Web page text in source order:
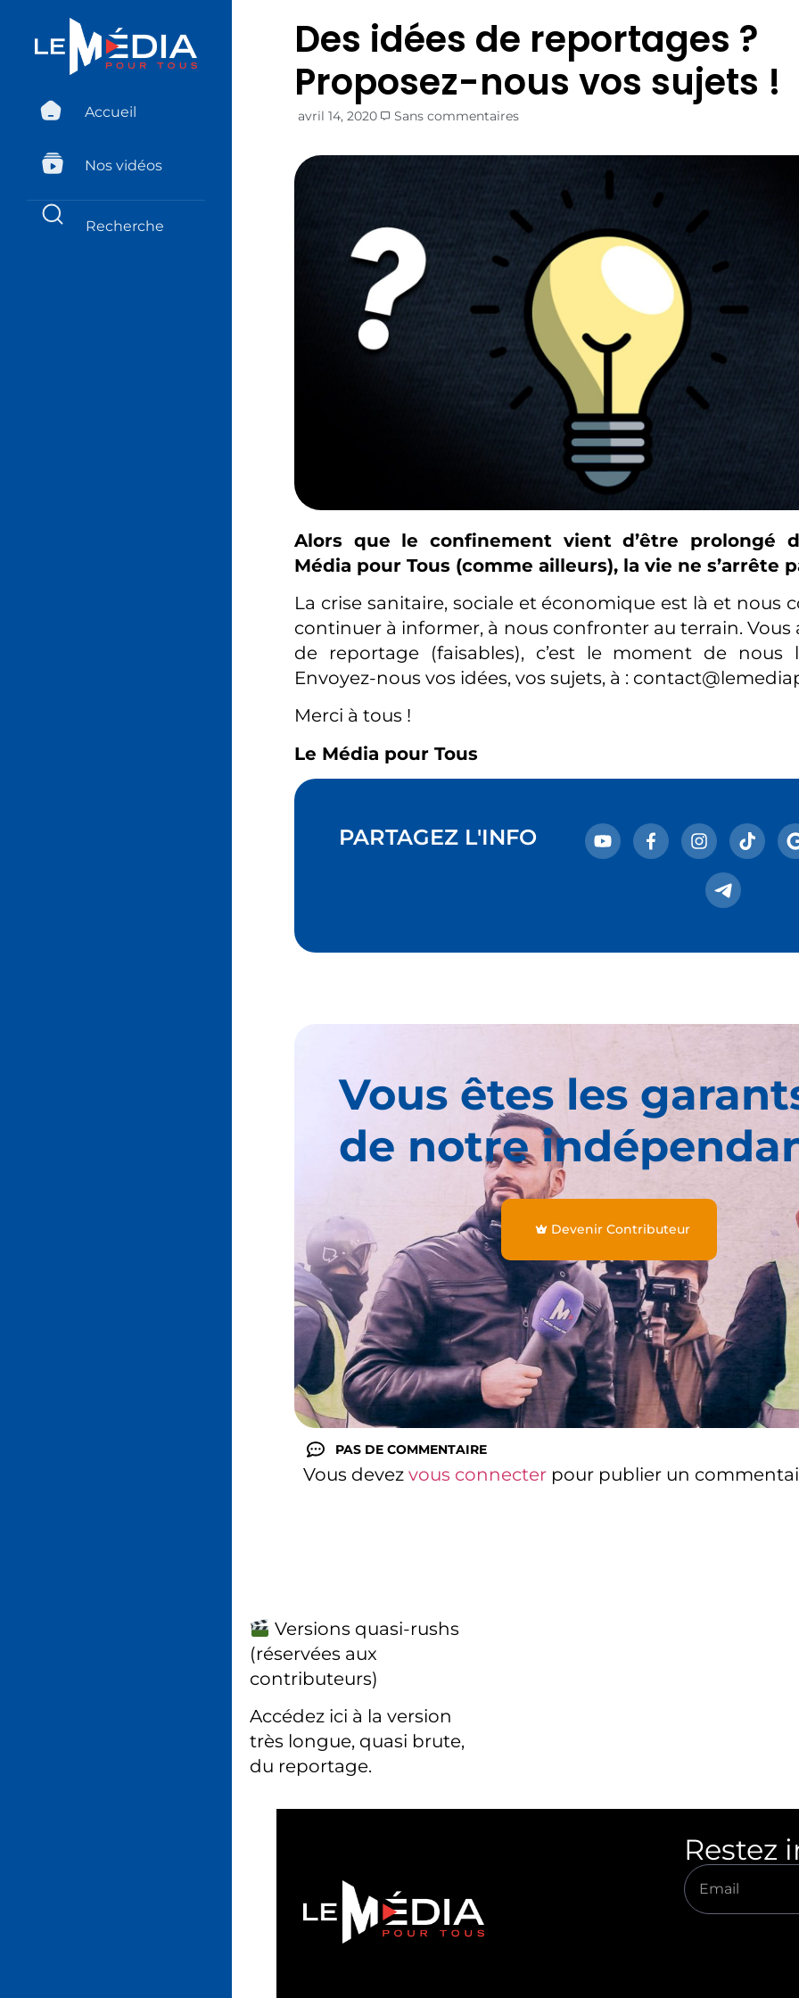
Accueil
Nos vidéos
Des idées de reportages ?
Proposez-nous vos sujets !
avril 14, 2020 Sans commentaires
Alors que le confinement vient d’être prolongé
Média pour Tous (comme ailleurs), la vie ne s’arrête
La crise sanitaire, sociale et économique est là et nous
continuer à informer, à nous confronter au terrain. Vous
de reportage (faisables), c’est le moment de nous
Envoyez-nous vos idées, vos sujets, à :
Merci à tous !
Le Média pour Tous
PARTAGEZ L'INFO
Vous êtes les
de notre
Devenir Contributeur
PAS DE COMMENTAIRE
Vous devez vous connecter pour publier un
Versions quasi-rushs
(réservées aux
contributeurs)
Accédez ici à la version
très longue, quasi brute,
du reportage.
Restez